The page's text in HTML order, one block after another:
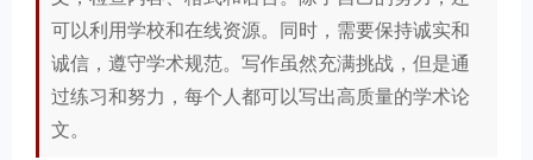
可以利用学校和在线资源。同时，需要保持诚实和
诚信，遵守学术规范。写作虽然充满挑战，但是通
过练习和努力，每个人都可以写出高质量的学术论
文。